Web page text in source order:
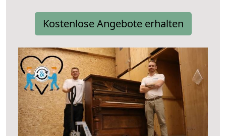
Kostenlose Angebote erhalten